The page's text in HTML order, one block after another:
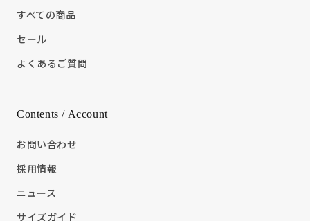
すべての商品
セール
よくあるご質問
Contents / Account
お問い合わせ
採用情報
ニュース
サイズガイド